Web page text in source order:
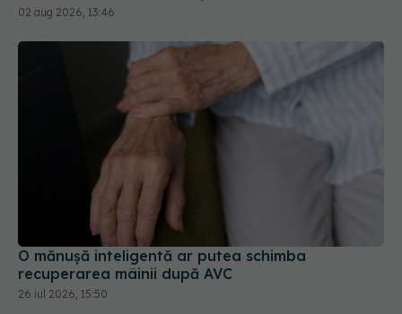
O mănușă inteligentă ar putea schimba
recuperarea mâinii după AVC
26 iul 2026, 15:50